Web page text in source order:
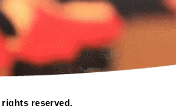
reserved.